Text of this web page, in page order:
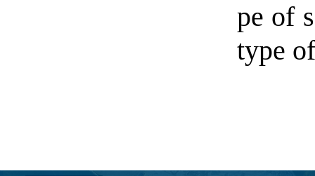
pe of
type